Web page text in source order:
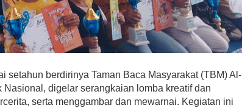
setahun berdirinya Taman Baca Masyarakat (TBM) Al-
digelar serangkaian lomba kreatif dan
serta menggambar dan mewarnai. Kegiatan ini